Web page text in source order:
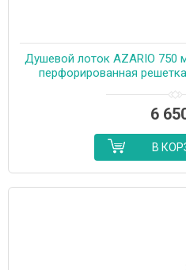
Душевой лоток AZARIO 750
перфорированная
6
В